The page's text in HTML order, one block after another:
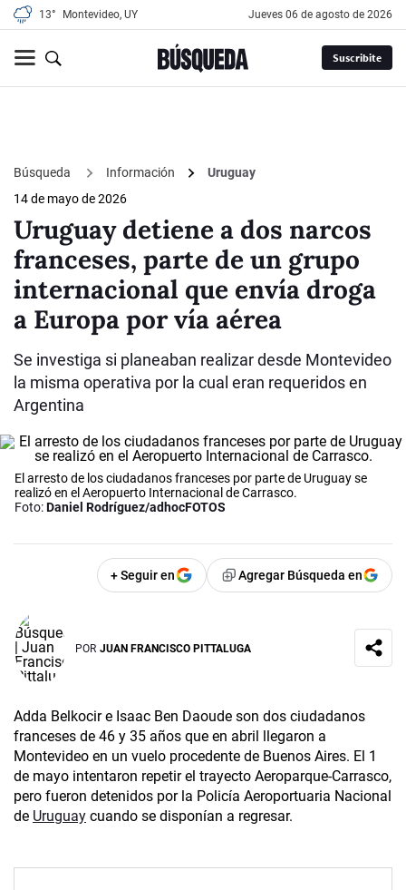
13° Montevideo, UY jueves 06 de agosto de 2026
Suscribite
Búsqueda Información
Uruguay
14 de mayo de 2026
Uruguay detiene a dos narcos
franceses, parte de un grupo
internacional que envía droga
a Europa por vía aérea
Se investiga si planeaban realizar desde Montevideo
la misma operativa por la cual eran requeridos en
Argentina
El arresto de los ciudadanos franceses por parte de Uruguay se
realizó en el Aeropuerto Internacional de Carrasco.
Foto:Daniel Rodríguez/adhocFOTOS
+ Seguir en Agregar Búsqueda en
POR JUAN FRANCISCO PITTALUGA
Adda Belkocir e Isaac Ben Daoude son dos ciudadanos
franceses de 46 y 35 años que en abril llegaron a
Montevideo en un vuelo procedente de Buenos Aires. El 1
de mayo intentaron repetir el trayecto Aeroparque-Carrasco,
pero fueron detenidos por la Policía Aeroportuaria Nacional
de Uruguay cuando se disponían a regresar.